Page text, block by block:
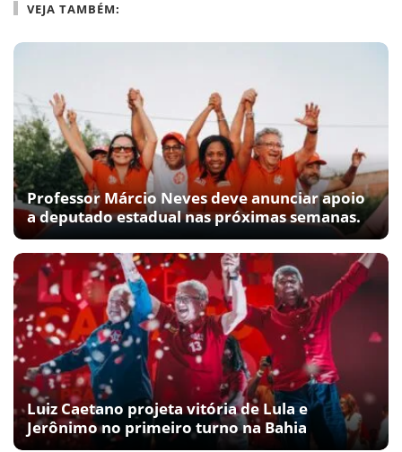
VEJA TAMBÉM:
Professor Márcio Neves deve anunciar apoio
a deputado estadual nas próximas semanas.
Luiz Caetano projeta vitória de Lula e
Jerônimo no primeiro turno na Bahia